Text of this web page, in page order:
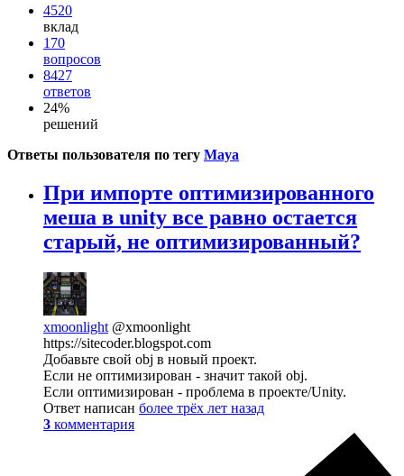
4520
вклад
170
вопросов
8427
ответов
24%
решений
Ответы пользователя по тегу Maya
При импорте оптимизированного
меша в unity все равно остается
старый, не оптимизированный?
xmoonlight @xmoonlight
https://sitecoder.blogspot.com
Добавьте свой obj в новый проект.
Если не оптимизирован - значит такой obj.
Если оптимизирован - проблема в проекте/Unity.
Ответ написан более трёх лет назад
3 комментария